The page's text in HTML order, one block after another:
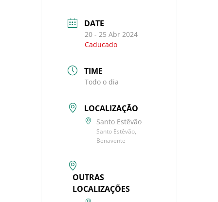
DATE
20 - 25 Abr 2024
Caducado
TIME
Todo o dia
LOCALIZAÇÃO
Santo Estêvão
Santo Estêvão,
Benavente
OUTRAS
LOCALIZAÇÕES